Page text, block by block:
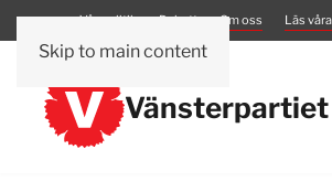
Skip to main content
Vår politik Debatt Om oss Läs
Vänsterpartiet